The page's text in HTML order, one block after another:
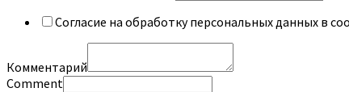
Согласие на обработку персональных данных в
Комментарий
Comment